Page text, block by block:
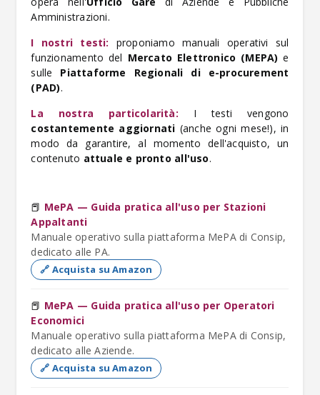
Amministrazioni.
I nostri testi: proponiamo manuali operativi sul
funzionamento del Mercato Elettronico (MEPA) e
sulle Piattaforme Regionali di e-procurement
(PAD).
La nostra particolarità: I testi vengono
costantemente aggiornati (anche ogni mese!), in
modo da garantire, al momento dell'acquisto, un
contenuto attuale e pronto all'uso.
📕 MePA — Guida pratica all'uso per Stazioni
Appaltanti
Manuale operativo sulla piattaforma MePA di Consip,
dedicato alle PA.
🔗 Acquista su Amazon
📕 MePA — Guida pratica all'uso per Operatori
Economici
Manuale operativo sulla piattaforma MePA di Consip,
dedicato alle Aziende.
🔗 Acquista su Amazon